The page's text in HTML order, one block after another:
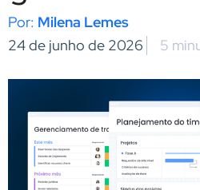
Milena Lemes
24 de junho de 2026
5